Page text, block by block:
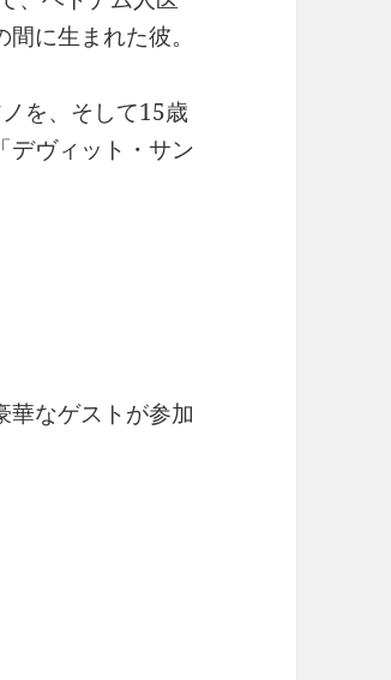
に生まれた彼。
を、そして15歳
デヴィット・サン
華なゲストが参加